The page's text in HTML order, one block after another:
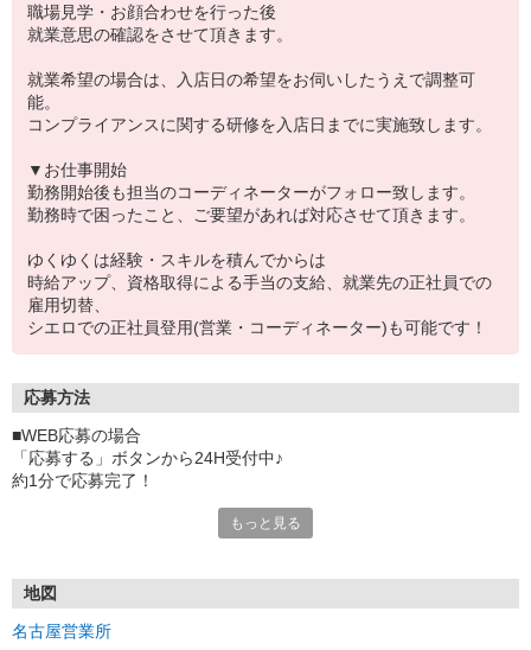
職場見学・お顔合わせを行った後
就業意思の確認をさせて頂きます。
就業希望の場合は、入店日の希望をお伺いしたうえで調整可
能。
コンプライアンスに関する研修を入店日までに実施致します。
▼お仕事開始
勤務開始後も担当のコーディネーターがフォロー致します。
勤務時で困ったこと、ご要望があれば対応させて頂きます。
ゆくゆくは経験・スキルを積んでからは
時給アップ、資格取得による手当の支給、就業先の正社員での
雇用切替、
シエロでの正社員登用(営業・コーディネーター)も可能です！
応募方法
■WEB応募の場合
「応募する」ボタンから24H受付中♪
約1分で応募完了！
①応募から3営業日を目安に、メールorお電話でご連絡します。
もっと見る
地図
名古屋営業所